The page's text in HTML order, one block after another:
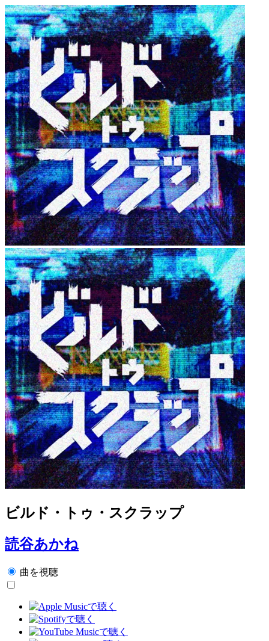
ビルド・トゥ・スクラップ
読谷あかね
曲を視聴